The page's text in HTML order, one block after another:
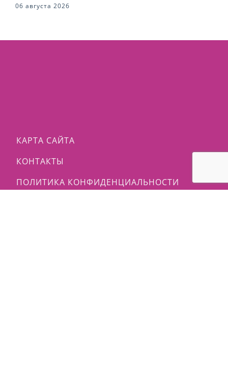
06 августа 2026
КАРТА САЙТА
КОНТАКТЫ
ПОЛИТИКА КОНФИДЕНЦИАЛЬНОСТИ